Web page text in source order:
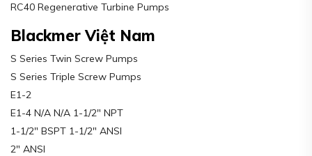
RC40 Regenerative Turbine Pumps
Blackmer Việt Nam
S Series Twin Screw Pumps
S Series Triple Screw Pumps
E1-2
E1-4 N/A N/A 1-1/2″ NPT
1-1/2″ BSPT 1-1/2″ ANSI
2″ ANSI